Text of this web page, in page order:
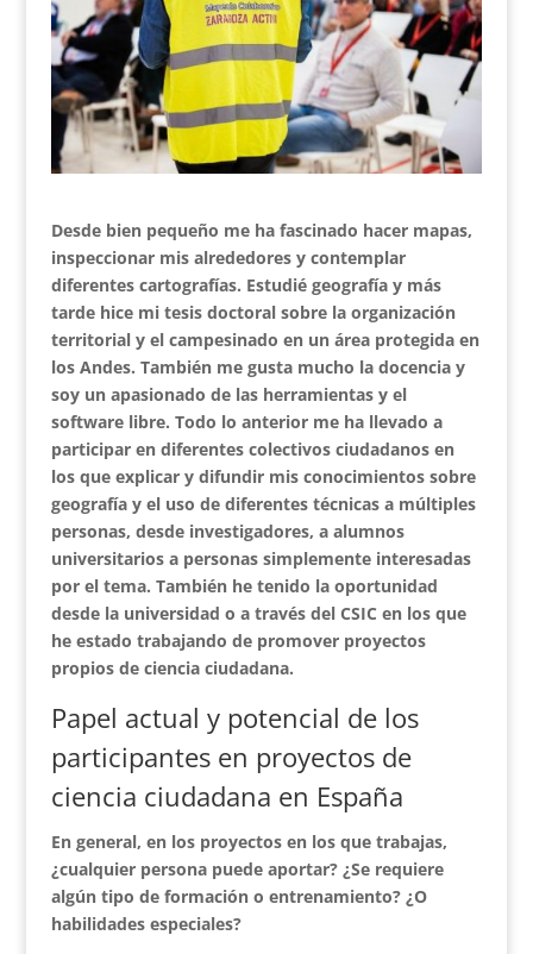
Desde bien pequeño me ha fascinado hacer mapas,
inspeccionar mis alrededores y contemplar
diferentes cartografías. Estudié geografía y más
tarde hice mi tesis doctoral sobre la organización
territorial y el campesinado en un área protegida en
los Andes. También me gusta mucho la docencia y
soy un apasionado de las herramientas y el
software libre. Todo lo anterior me ha llevado a
participar en diferentes colectivos ciudadanos en
los que explicar y difundir mis conocimientos sobre
geografía y el uso de diferentes técnicas a múltiples
personas, desde investigadores, a alumnos
universitarios a personas simplemente interesadas
por el tema. También he tenido la oportunidad
desde la universidad o a través del CSIC en los que
he estado trabajando de promover proyectos
propios de ciencia ciudadana.
Papel actual y potencial de los
participantes en proyectos de
ciencia ciudadana en España
En general, en los proyectos en los que trabajas,
¿cualquier persona puede aportar? ¿Se requiere
algún tipo de formación o entrenamiento? ¿O
habilidades especiales?